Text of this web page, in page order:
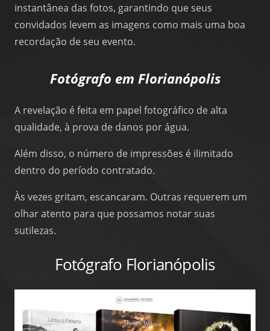
instantânea das fotos, garantindo que seus
convidados levem as imagens como mais uma boa
recordação de seu evento.
Fotógrafo em Florianópolis
A revelação é feita em papel fotográfico de alta
qualidade, à prova de danos por água.
Além disso, o número de impressões é ilimitado
dentro do período contratado.
Às vezes gritam, escancaram. Outras requerem um
olhar atento para que possamos notar suas
sutilezas.
Fotógrafo Florianópolis